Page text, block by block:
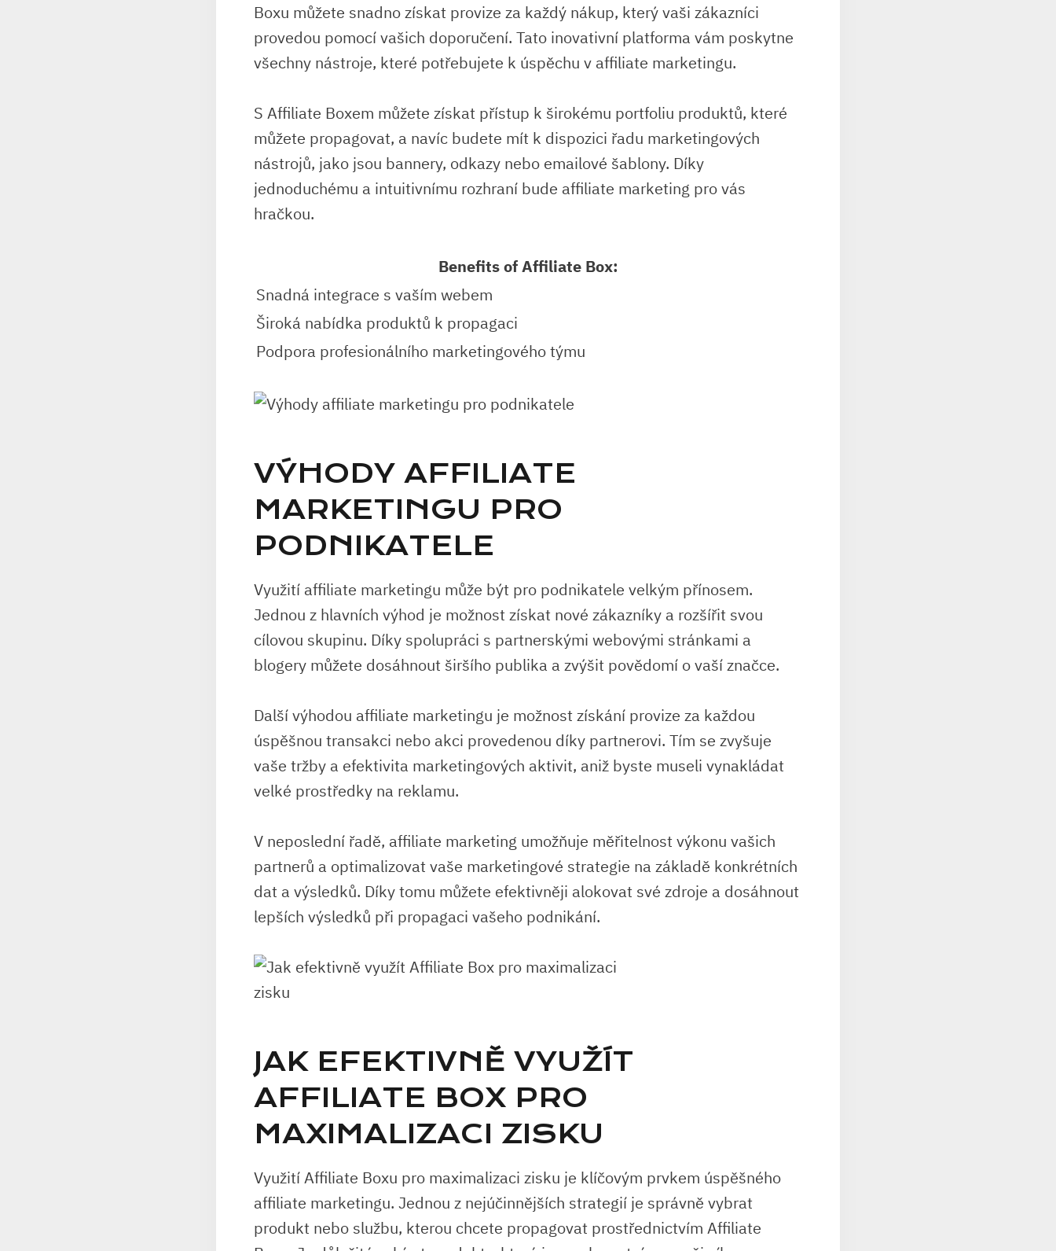
Boxu můžete ‍snadno získat provize za každý nákup, který vaši‌ zákazníci
provedou pomocí vašich⁢ doporučení.⁤ Tato inovativní platforma vám poskytne
všechny​ nástroje, které‌ potřebujete k​ úspěchu v ⁢affiliate marketingu.
S Affiliate Boxem můžete⁣ získat přístup k širokému portfoliu produktů, které
můžete ⁤propagovat, a navíc⁢ budete⁣ mít k dispozici řadu​ marketingových
nástrojů, ⁤jako jsou bannery, odkazy nebo emailové šablony. Díky
⁤jednoduchému​ a‍ intuitivnímu rozhraní ⁣bude affiliate marketing pro vás
hračkou.
Benefits of Affiliate Box:
Snadná ⁢integrace s⁣ vaším webem
Široká nabídka produktů k propagaci
Podpora ​profesionálního marketingového týmu
VÝHODY⁤ AFFILIATE⁣
MARKETINGU PRO
PODNIKATELE
Využití affiliate ​marketingu může být pro​ podnikatele velkým přínosem.⁢
Jednou⁣ z​ hlavních výhod ⁤je možnost‍ získat nové zákazníky a ​rozšířit svou⁤
cílovou skupinu. Díky spolupráci ‍s​ partnerskými ​webovými stránkami‍ a
blogery⁣ můžete dosáhnout širšího⁢ publika‌ a zvýšit povědomí o ⁢vaší‌ značce.
Další výhodou ⁤affiliate​ marketingu⁣ je možnost získání provize ⁣za​ každou
úspěšnou transakci nebo akci provedenou díky‌ partnerovi.‍ Tím ​se zvyšuje
‍vaše tržby a efektivita marketingových aktivit, aniž byste museli vynakládat
velké‌ prostředky na reklamu.
V neposlední řadě, affiliate marketing umožňuje⁢ měřitelnost‌ výkonu ⁢vašich
partnerů a ⁤optimalizovat ‍vaše marketingové strategie ‍na základě konkrétních
dat a výsledků. Díky tomu můžete efektivněji⁣ alokovat své⁣ zdroje a dosáhnout
lepších výsledků při propagaci vašeho podnikání.
JAK EFEKTIVNĚ VYUŽÍT
AFFILIATE BOX⁣ PRO
MAXIMALIZACI ZISKU
Využití Affiliate Boxu ​pro maximalizaci zisku je klíčovým‍ prvkem úspěšného
⁤affiliate marketingu. ⁢Jednou z nejúčinnějších ‌strategií‍ je správně vybrat ​
produkt ‌nebo službu,‍ kterou chcete propagovat⁤ prostřednictvím Affiliate